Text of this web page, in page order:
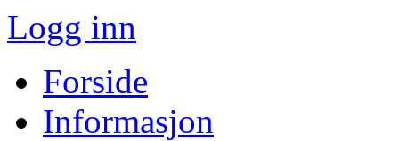
Logg inn
Forside
Informasjon